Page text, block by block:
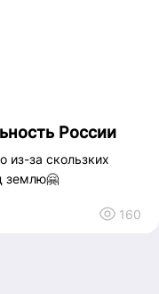
России
из-за скользких
землю🤗
160